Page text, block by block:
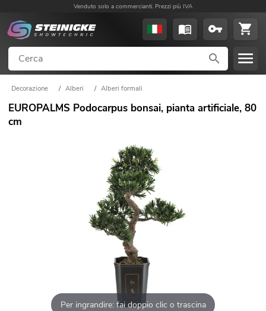
Venduto solo a commercianti. Prezzi più IVA
Decorazione / Alberi / Alberi formali
EUROPALMS Podocarpus bonsai, pianta artificiale, 80
cm
Per ingrandire: fai doppio clic o trascina